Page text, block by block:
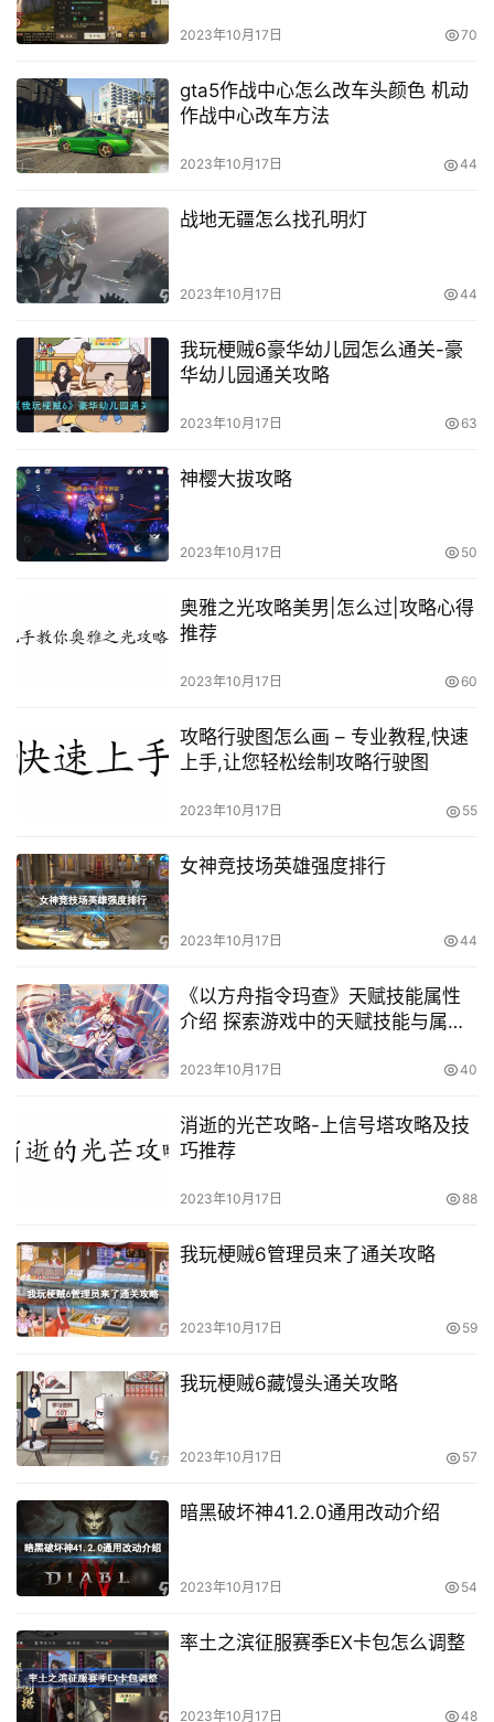
2023年10月17日 70
gta5作战中心怎么改车头颜色 机动
作战中心改车方法
2023年10月17日 44
战地无疆怎么找孔明灯
2023年10月17日 44
我玩梗贼6豪华幼儿园怎么通关-豪
华幼儿园通关攻略
2023年10月17日 63
神樱大拔攻略
2023年10月17日 50
奥雅之光攻略美男|怎么过|攻略心得
推荐
2023年10月17日 60
攻略行驶图怎么画 – 专业教程,快速
上手,让您轻松绘制攻略行驶图
2023年10月17日 55
女神竞技场英雄强度排行
2023年10月17日 44
《以方舟指令玛查》天赋技能属性
介绍 探索游戏中的天赋技能与属性
2023年10月17日 40
消逝的光芒攻略-上信号塔攻略及技
巧推荐
2023年10月17日 88
我玩梗贼6管理员来了通关攻略
2023年10月17日 59
我玩梗贼6藏馒头通关攻略
2023年10月17日 57
暗黑破坏神41.2.0通用改动介绍
2023年10月17日 54
率土之滨征服赛季EX卡包怎么调整
2023年10月17日 48